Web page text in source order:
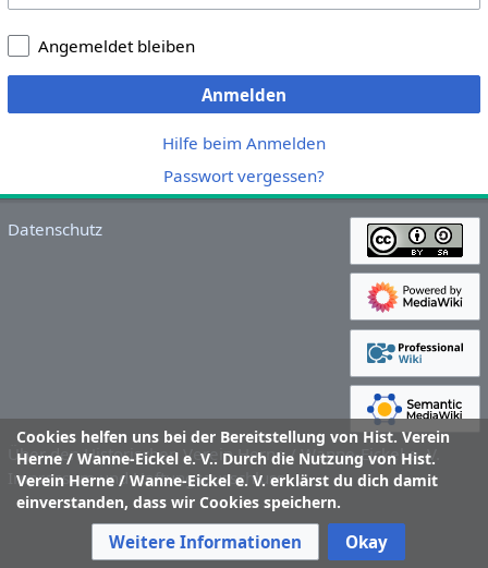
Angemeldet bleiben
Anmelden
Hilfe beim Anmelden
Passwort vergessen?
Cookies helfen uns bei der Bereitstellung von Hist. Verein
Herne / Wanne-Eickel e. V.. Durch die Nutzung von Hist.
Verein Herne / Wanne-Eickel e. V. erklärst du dich damit
einverstanden, dass wir Cookies speichern.
Weitere Informationen Okay
Datenschutz
Über den Historischen Verein Herne / Wanne-Eickel e. V.
Impressum und Haftungsausschluss